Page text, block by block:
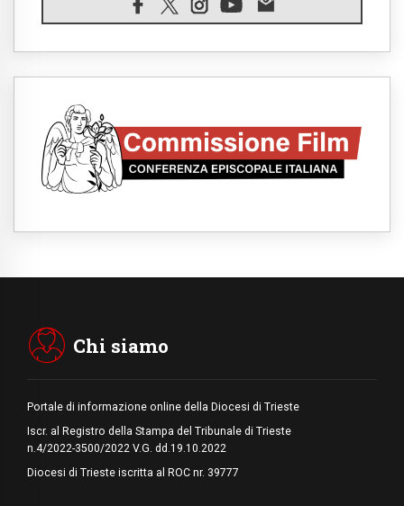
07.08.2026
Il Papa in Francia, quattro giorni intensi tra
SIGNIS 2026, dare voce alle religiose
Honduras, gli sfollati invisibili di una crisi
dimenticata
07.08.2026
Italia, Antigone: carceri al limite della
Parolin conclude il viaggio in Messico: "La
Chi siamo
Portale di informazione online della Diocesi di Trieste
Iscr. al Registro della Stampa del Tribunale di Trieste
n.4/2022-3500/2022 V.G. dd.19.10.2022
Diocesi di Trieste iscritta al ROC nr. 39777